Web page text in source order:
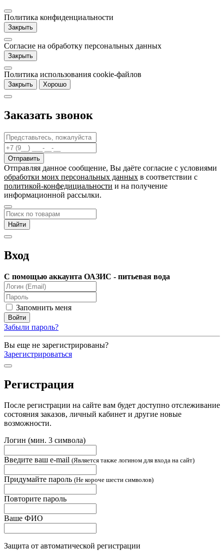
Политика конфиденциальности
Закрыть
Согласие на обработку персональных данных
Закрыть
Политика использования cookie-файлов
Закрыть Хорошо
Заказать звонок
Отправляя данное сообщение, Вы даёте согласие c условиями
обработки моих персональных данных в соответствии с
политикой-конфедициальности и на получение
информационной рассылки.
Вход
С помощью аккаунта ОАЗИС - питьевая вода
Запомнить меня
Забыли пароль?
Вы еще не зарегистрированы?
Зарегистрироваться
Регистрация
После регистрации на сайте вам будет доступно отслеживание
состояния заказов, личный кабинет и другие новые
возможности.
Логин (мин. 3 символа)
Введите ваш e-mail (Является также логином для входа на сайт)
Придумайте пароль (Не короче шести символов)
Повторите пароль
Ваше ФИО
Защита от автоматической регистрации